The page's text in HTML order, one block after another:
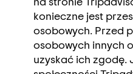
konieczne jest
osobowych. Przed
osobowych innych
uzyskać ich zgodę.